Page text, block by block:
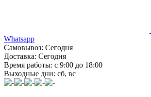
Whatsapp
Самовывоз: Сегодня
Доставка: Сегодня
Время работы: с 9:00 до 18:00
Выходные дни: сб, вс